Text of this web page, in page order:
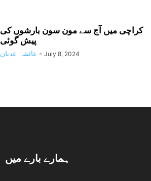
کراچی میں آج سے مون سون بارشوں کی
پیش گوئی
عائشہ عدنان - July 8, 2024
ہمارے بارے میں